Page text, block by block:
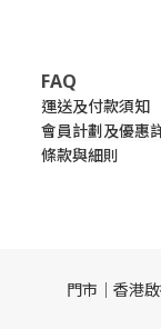
FAQ
運送及付款須知
會員計劃及優惠
條款與細則
門市｜香港